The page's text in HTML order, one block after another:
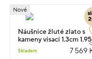
Nové
Náušnice žluté zlato s
kameny visací 1.3cm
Skladem 7 569